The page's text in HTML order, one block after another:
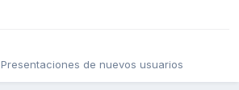
Presentaciones de nuevos usuarios